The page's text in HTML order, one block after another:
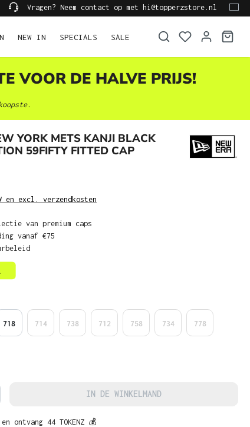
Vragen? Neem contact op met hi@topperzstore.nl
NEW IN SPECIALS SALE
VOOR DE HALVE PRIJS!
YORK METS KANJI BLACK
59FIFTY FITTED CAP
en excl. verzendkosten
van premium caps
vanaf €75
718 714 738 712 758 734 778
Voer de gewenste
IN DE WINKELMAND
ontvang 44 TOKENZ 💰